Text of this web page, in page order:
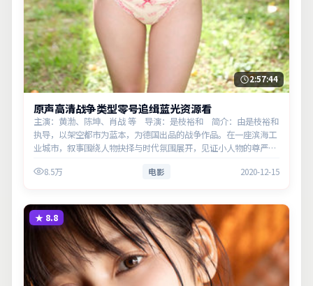
2:57:44
原声高清战争类型零号追缉蓝光资源看
主演：黄渤、陈坤、肖战 等 导演：是枝裕和 简介：由是枝裕和
执导，以架空都市为蓝本，为德国出品的战争作品。在一座滨海工
业城市，叙事围绕人物抉择与时代氛围展开，见证小人物的尊严突
8.5万 电影 2020-12-15
★ 8.8